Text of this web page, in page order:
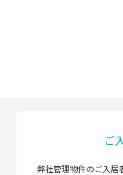
ご
弊社管理物件のご入居